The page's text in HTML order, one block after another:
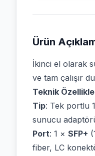
Ürün
İkinci el olarak
ve tam çalışır
Teknik
Tip: Tek portlu
sunucu
Port: 1 × SFP+
fiber, LC